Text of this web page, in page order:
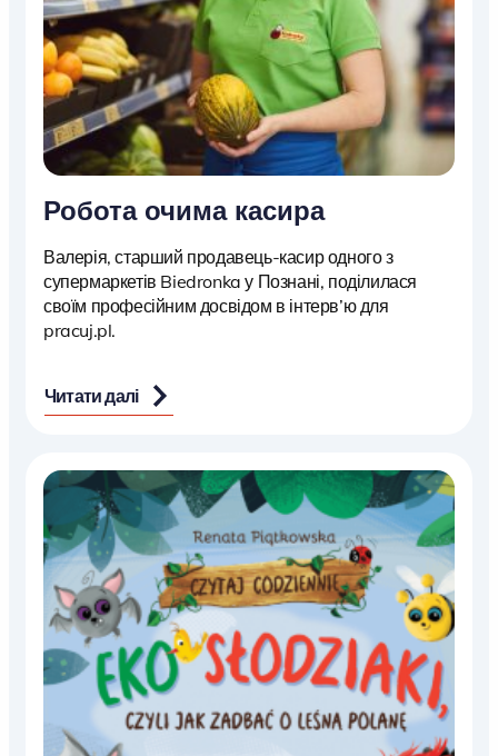
Робота очима касира
Валерія, старший продавець-касир одного з
супермаркетів Biedronka у Познані, поділилася
своїм професійним досвідом в інтерв’ю для
pracuj.pl.
Читати далі